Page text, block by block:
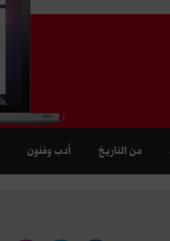
من التاريخ أدب وفنون